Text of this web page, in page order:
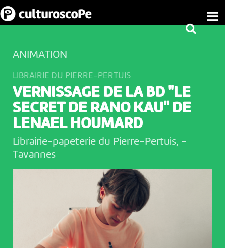
ANIMATION
LIBRAIRIE DU PIERRE-PERTUIS
VERNISSAGE DE LA BD "LE
SECRET DE RANO KAU" DE
LENAEL HOUMARD
Librairie-papeterie du Pierre-Pertuis, -
Tavannes